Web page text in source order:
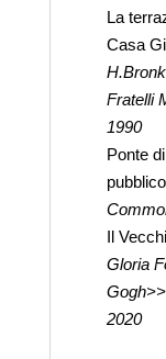
La
Casa
Fratelli
1990
Ponte
Il
Gloria
2020